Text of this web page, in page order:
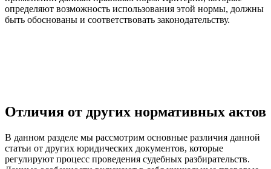
определяют возможность использования этой нормы, должны
быть обоснованы и соответствовать законодательству.
Отличия от других нормативных актов
В данном разделе мы рассмотрим основные различия данной
статьи от других юридических документов, которые
регулируют процесс проведения судебных разбирательств.